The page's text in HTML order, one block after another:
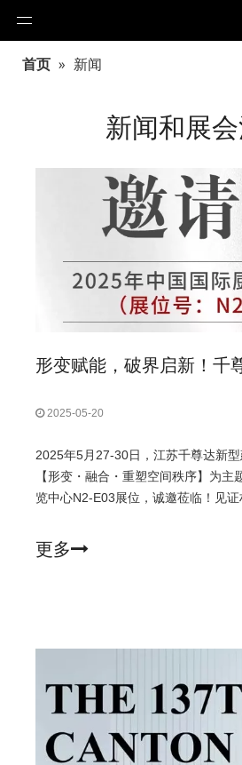
首页 » 新闻
新闻和展
2025-05-20
2025年5月27-30日，江苏千尊达新
【形变・融合・重塑空间秩序】为主
览中心N2-E03展位，诚邀莅临！见
美学形变展区：以热弯工艺唤醒固态
体面材灵动曲线，重塑卫浴空间艺术
验。2.明星产品矩阵 四大必看亮点创
无缝台面突破
更多